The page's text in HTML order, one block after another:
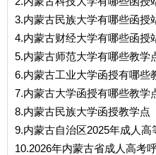
3.内蒙古民族大学有哪些函授
4.内蒙古财经大学有哪些函授
5.内蒙古师范大学有哪些教学
6.内蒙古工业大学函授有哪些
7.内蒙古大学函授有哪些教学
8.内蒙古民族大学函授教学点
9.内蒙古自治区2025年成人
10.2026年内蒙古省成人高考